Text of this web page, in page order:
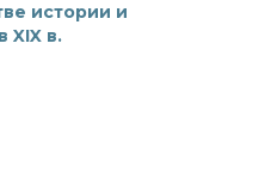
истории и
XIX в.